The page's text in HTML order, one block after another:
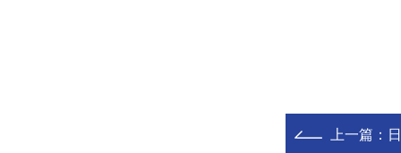
上一篇：